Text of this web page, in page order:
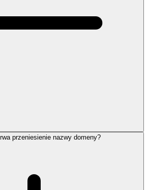
przeniesienie nazwy domeny?